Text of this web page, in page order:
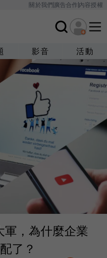
關於我們廣告合作內容授權
影音 活動
，為什麼企業
了？